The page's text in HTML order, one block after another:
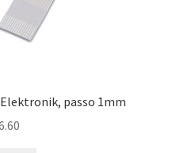
passo 1mm